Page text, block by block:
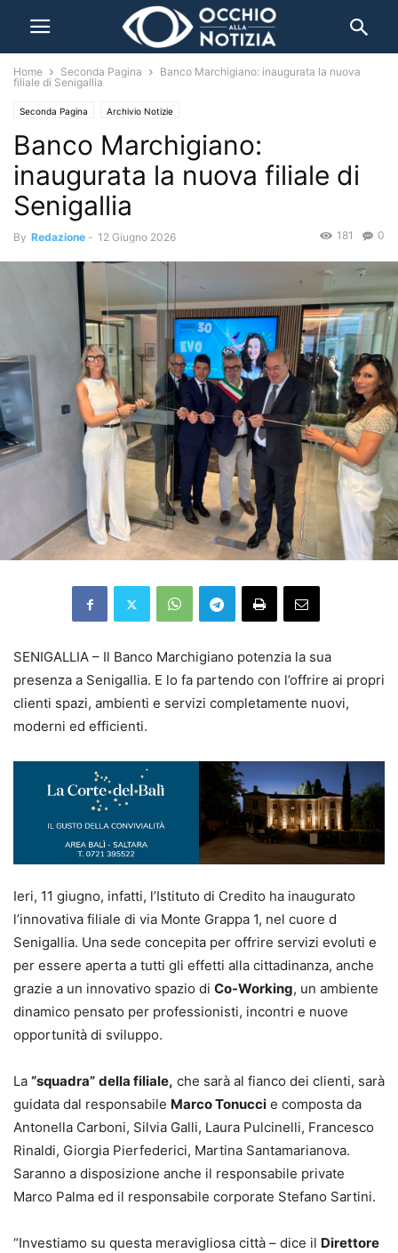
Home Seconda Pagina
Banco Marchigiano: inaugurata la nuova
filiale di Senigallia
Seconda Pagina Archivio Notizie
Banco Marchigiano:
inaugurata la nuova filiale di
Senigallia
By Redazione - 12 Giugno 2026 0
181
SENIGALLIA – Il Banco Marchigiano potenzia la sua
presenza a Senigallia. E lo fa partendo con l’offrire ai propri
clienti spazi, ambienti e servizi completamente nuovi,
moderni ed efficienti.
Ieri, 11 giugno, infatti, l’Istituto di Credito ha inaugurato
l’innovativa filiale di via Monte Grappa 1, nel cuore d
Senigallia. Una sede concepita per offrire servizi evoluti e
per essere aperta a tutti gli effetti alla cittadinanza, anche
grazie a un innovativo spazio di Co-Working, un ambiente
dinamico pensato per professionisti, incontri e nuove
opportunità di sviluppo.
La “squadra” della filiale, che sarà al fianco dei clienti, sarà
guidata dal responsabile Marco Tonucci e composta da
Antonella Carboni, Silvia Galli, Laura Pulcinelli, Francesco
Rinaldi, Giorgia Pierfederici, Martina Santamarianova.
Saranno a disposizione anche il responsabile private
Marco Palma ed il responsabile corporate Stefano Sartini.
“Investiamo su questa meravigliosa città – dice il Direttore